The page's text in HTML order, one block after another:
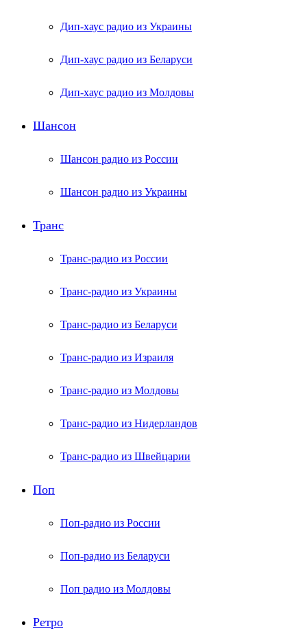
Дип-хаус радио из Украины
Дип-хаус радио из Беларуси
Дип-хаус радио из Молдовы
Шансон
Шансон радио из России
Шансон радио из Украины
Транс
Транс-радио из России
Транс-радио из Украины
Транс-радио из Беларуси
Транс-радио из Израиля
Транс-радио из Молдовы
Транс-радио из Нидерландов
Транс-радио из Швейцарии
Поп
Поп-радио из России
Поп-радио из Беларуси
Поп радио из Молдовы
Ретро